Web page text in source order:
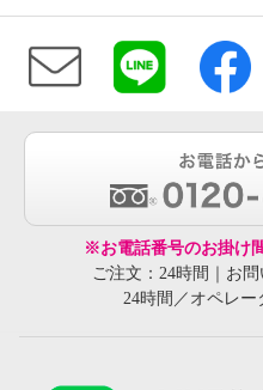
ーの香り＞ 特別セット
※お電話番号のお掛け
ご注文：24時間｜お
24時間／オペレー